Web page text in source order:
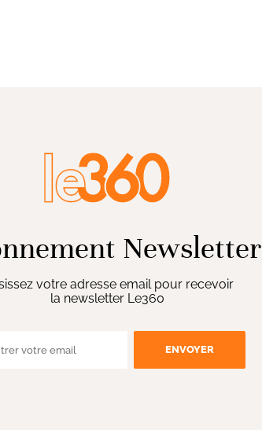
Newsletter
votre adresse email pour recevoir
la newsletter Le360
ENVOYER